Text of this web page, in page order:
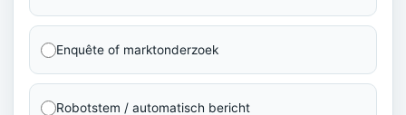
Enquête of marktonderzoek
Robotstem / automatisch bericht